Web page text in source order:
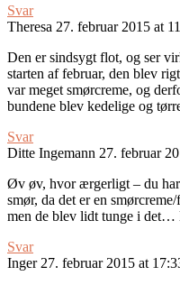
Svar
Theresa 27. februar 2015 at
Den er sindsygt flot, og ser
starten af februar, den blev
var meget smørcreme, og
bundene blev kedelige og
Svar
Ditte Ingemann 27. februar
Øv øv, hvor ærgerligt – du har
smør, da det er en
men de blev lidt tunge i det…
Svar
Inger 27. februar 2015 at